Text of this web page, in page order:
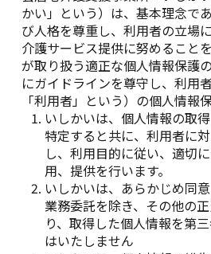
かい」という）は、基本理念で
び人格を尊重し、利用者の立場
介護サービス提供に努めること
が取り扱う適正な個人情報保護
にガイドラインを尊守し、利用
「利用者」という）の個人情報
いしかいは、個人情報の取
特定すると共に、利用者に
し、利用目的に従い、適切
用、提供を行います。
いしかいは、あらかじめ同
業務委託を除き、その他の
り、取得した個人情報を第
はいたしません